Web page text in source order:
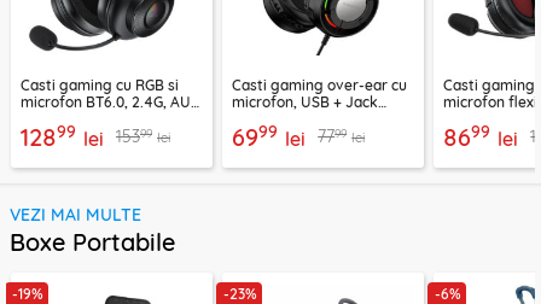
Casti gaming cu RGB si
microfon BT6.0, 2.4G, AUX
12899 lei 15399 lei
Casti gaming over-ear cu
microfon, USB + Jack
BO112
6999 lei 7799 lei
Casti gaming
microfon
8699 lei
VEZI MAI MULTE
Boxe Portabile
-19% -23% -6%